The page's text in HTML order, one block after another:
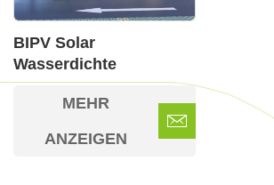
BIPV Solar
Wasserdichte
Aluminium Carport-
Halterung
MEHR
ANZEIGEN